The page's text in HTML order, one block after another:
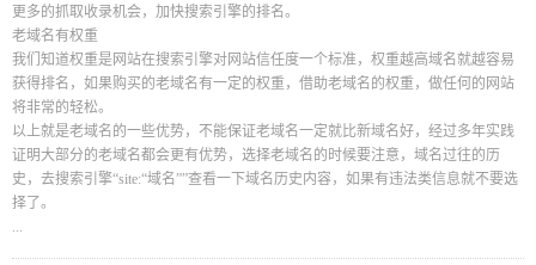
更多的抓取收录机会，加快搜索引擎的排名。
老域名有权重
我们知道权重是网站在搜索引擎对网站信任度一个标准，权重越高域名就越容易
获得排名，如果购买的老域名有一定的权重，借助老域名的权重，做任何的网站
将非常的轻松。
以上就是老域名的一些优势，不能保证老域名一定就比新域名好，经过多年实践
证明大部分的老域名都会更有优势，选择老域名的时候要注意，域名过往的历
史，去搜索引擎“site:“域名””查看一下域名历史内容，如果有违法类信息就不要选
择了。
...